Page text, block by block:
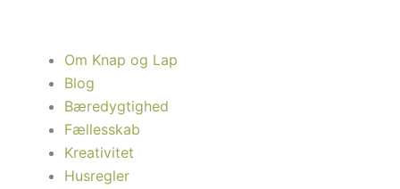
Om Knap og Lap
Blog
Bæredygtighed
Fællesskab
Kreativitet
Husregler